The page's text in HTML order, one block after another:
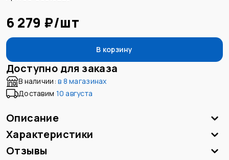
6 279 ₽/шт
В корзину
Доступно для заказа
В наличии: в 8 магазинах
Доставим 10 августа
Описание
Характеристики
Отзывы